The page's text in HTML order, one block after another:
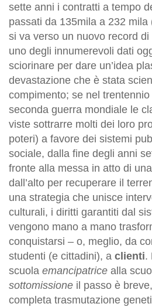
sette anni i contratti a tempo
passati da 135mila a 232
si va verso un nuovo record
uno degli innumerevoli dati
sciorinare per dare un’idea
devastazione che è stata
compimento; se nel
seconda guerra mondiale le
viste sottrarre molti dei loro
poteri) a favore dei sistemi
sociale, dalla fine degli anni
fronte alla messa in atto di
dall’alto per recuperare il
una strategia che unisce
culturali, i diritti garantiti dal
vengono mano a mano
conquistarsi – o, meglio, da
studenti (e cittadini), a clienti.
scuola emancipatrice alla
sottomissione il passo è
completa trasmutazione